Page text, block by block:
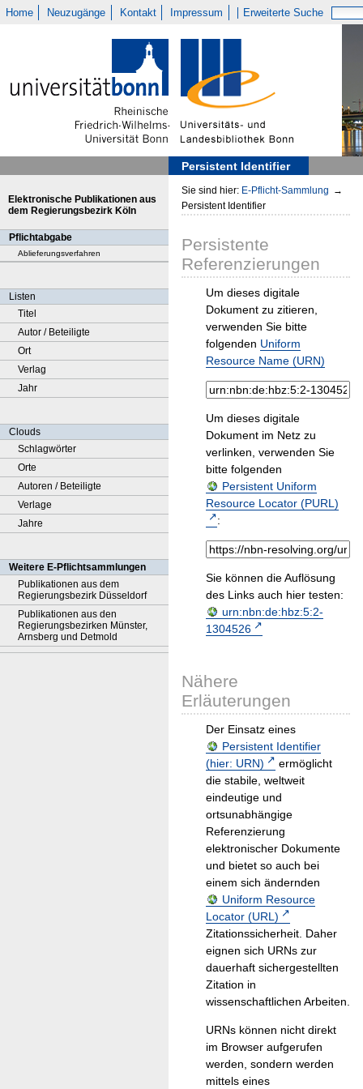
Home Neuzugänge Kontakt Impressum Erweiterte Suche
Persistent Identifier
Elektronische Publikationen aus
dem Regierungsbezirk Köln
Pflichtabgabe
Ablieferungsverfahren
Listen
Titel
Autor / Beteiligte
Ort
Verlag
Jahr
Clouds
Schlagwörter
Orte
Autoren / Beteiligte
Verlage
Jahre
Weitere E-Pflichtsammlungen
Publikationen aus dem
Regierungsbezirk Düsseldorf
Publikationen aus den
Regierungsbezirken Münster,
Arnsberg und Detmold
Sie sind hier: E-Pflicht-Sammlung →
Persistent Identifier
Persistente
Referenzierungen
Um dieses digitale
Dokument zu zitieren,
verwenden Sie bitte
folgenden Uniform
Resource Name (URN)
Um dieses digitale
Dokument im Netz zu
verlinken, verwenden Sie
bitte folgenden
Persistent Uniform
Resource Locator (PURL)
:
Sie können die Auflösung
des Links auch hier testen:
urn:nbn:de:hbz:5:2-
1304526
Nähere
Erläuterungen
Der Einsatz eines
Persistent Identifier
(hier: URN)
ermöglicht
die stabile, weltweit
eindeutige und
ortsunabhängige
Referenzierung
elektronischer Dokumente
und bietet so auch bei
einem sich ändernden
Uniform Resource
Locator (URL)
Zitationssicherheit. Daher
eignen sich URNs zur
dauerhaft sichergestellten
Zitation in
wissenschaftlichen Arbeiten.
URNs können nicht direkt
im Browser aufgerufen
werden, sondern werden
mittels eines